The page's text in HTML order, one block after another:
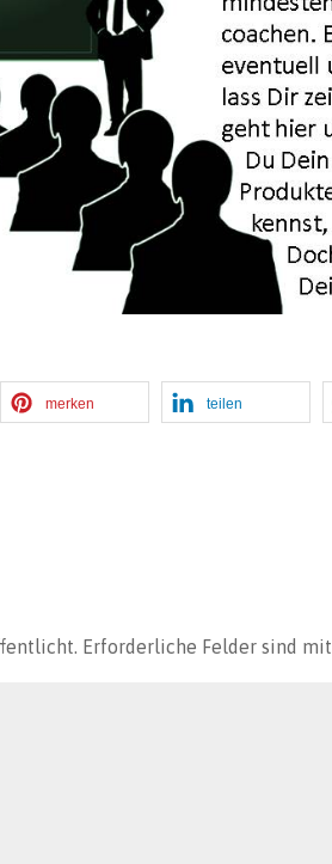
merken teilen
Erforderliche Felder sind mit